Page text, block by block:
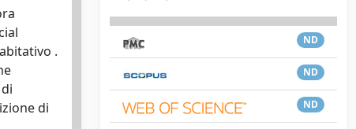
.
di
ND
ND
ND